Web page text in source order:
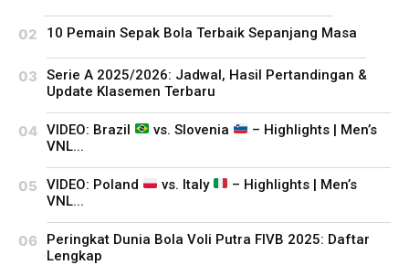
10 Pemain Sepak Bola Terbaik Sepanjang Masa
Serie A 2025/2026: Jadwal, Hasil Pertandingan &
Update Klasemen Terbaru
VIDEO: Brazil vs. Slovenia
– Highlights | Men’s
VNL...
VIDEO: Poland vs. Italy
– Highlights | Men’s
VNL...
Peringkat Dunia Bola Voli Putra FIVB 2025: Daftar
Lengkap